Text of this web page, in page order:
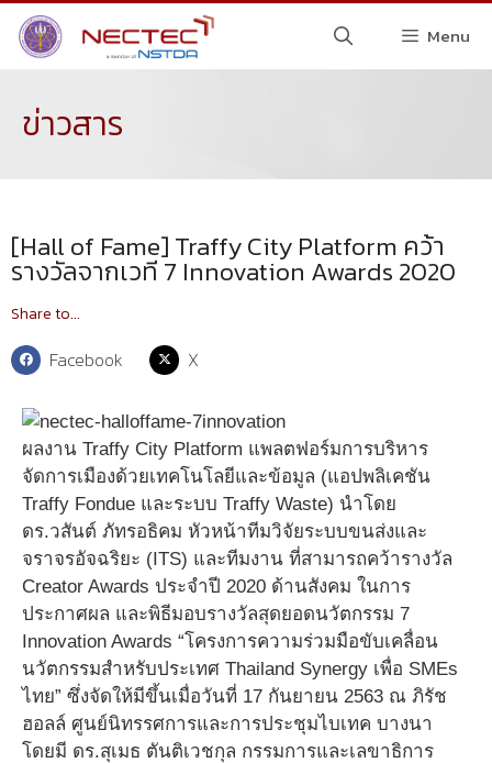
Menu
ข่าวสาร
[Hall of Fame] Traffy City Platform คว้า
รางวัลจากเวที 7 Innovation Awards 2020
Share to...
Facebook X
ผลงาน Traffy City Platform แพลตฟอร์มการบริหาร
จัดการเมืองด้วยเทคโนโลยีและข้อมูล (แอปพลิเคชัน
Traffy Fondue และระบบ Traffy Waste) นำโดย
ดร.วสันต์ ภัทรอธิคม หัวหน้าทีมวิจัยระบบขนส่งและ
จราจรอัจฉริยะ (ITS) และทีมงาน ที่สามารถคว้ารางวัล
Creator Awards ประจำปี 2020 ด้านสังคม ในการ
ประกาศผล และพิธีมอบรางวัลสุดยอดนวัตกรรม 7
Innovation Awards “โครงการความร่วมมือขับเคลื่อน
นวัตกรรมสำหรับประเทศ Thailand Synergy เพื่อ SMEs
ไทย” ซึ่งจัดให้มีขึ้นเมื่อวันที่ 17 กันยายน 2563 ณ ภิรัช
ฮอลล์ ศูนย์นิทรรศการและการประชุมไบเทค บางนา
โดยมี ดร.สุเมธ ตันติเวชกุล กรรมการและเลขาธิการ